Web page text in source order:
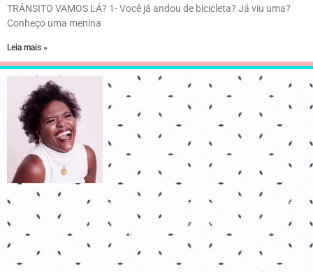
TRÂNSITO VAMOS LÁ? 1- Você já andou de bicicleta? Já viu uma?
Conheço uma menina
Leia mais »
Para que todos vejam, e saibam, e considerem, e juntamente
entendam que a mão do Senhor fez isto
Isaías 41:20